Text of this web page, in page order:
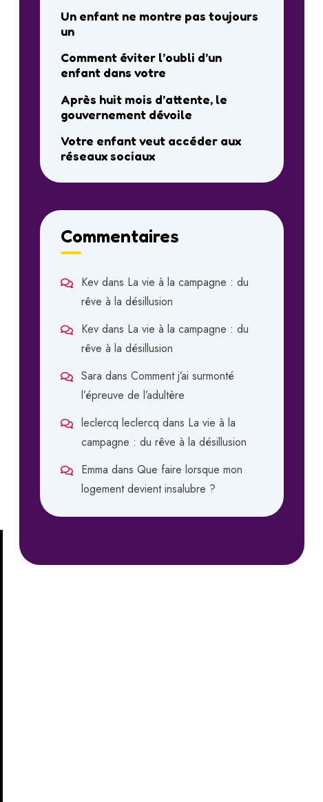
Un enfant ne montre pas toujours
un
Comment éviter l’oubli d’un
enfant dans votre
Après huit mois d’attente, le
gouvernement dévoile
Votre enfant veut accéder aux
réseaux sociaux
Commentaires
Kev dans La vie à la campagne : du
rêve à la désillusion
Kev dans La vie à la campagne : du
rêve à la désillusion
Sara dans Comment j’ai surmonté
l’épreuve de l’adultère
leclercq leclercq dans La vie à la
campagne : du rêve à la désillusion
Emma dans Que faire lorsque mon
logement devient insalubre ?